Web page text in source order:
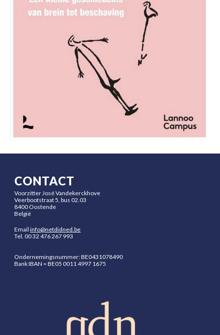
CONTACT
Voorzitter José Vandekerckhove
Veerbootstraat 5, bus 02.03
8400 Oostende
België
Emailinfo@netdidned.be
Tel.00 32 476 267 993
Ondernemingsnummer: BE0431078490
BankIBAN = BE05 0011 4997 1675